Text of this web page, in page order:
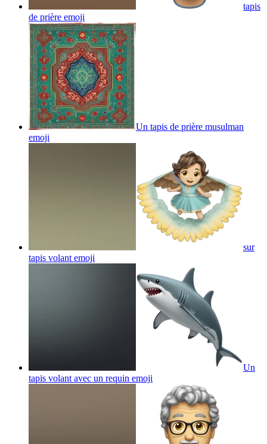
tapis
de prière emoji
Un tapis de prière musulman
emoji
sur
tapis volant emoji
Un
tapis volant avec un requin emoji